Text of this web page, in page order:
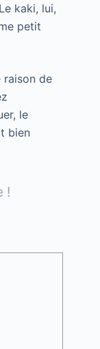
kaki, lui,
petit
raison de
le
bien
!